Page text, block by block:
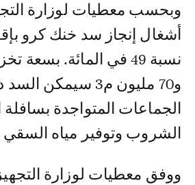
وبحسب معطيات لوزارة التجهيز والماء فإن
أشغال إنجاز سد خنك كرو
نسبة 49 في المائة. بسعة
و70 مليون م3
الجماعات المتواجدة بسافلة
الشروب وتوفير مياه السقي
ووفق معطيات لوزارة